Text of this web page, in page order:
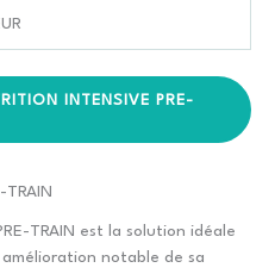
INTENSIVE PRE-
TRAIN est la solution idéale
notable de sa